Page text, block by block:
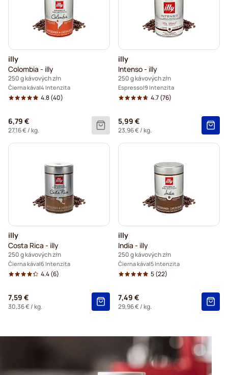
illy
Colombia - illy
250 g kávových zŕn
Čierna káva 4 Intenzita
4.8(40)
6,79 €
27,16 €/ kg.
illy
Intenso - illy
250 g kávových zŕn
Espresso 9 Intenzita
4.7(76)
5,99 €
23,96 €/ kg.
illy
Costa Rica - illy
250 g kávových zŕn
Čierna káva 6 Intenzita
4.4(6)
7,59 €
30,36 €/ kg.
illy
India - illy
250 g kávových zŕn
Čierna káva 5 Intenzita
5(22)
7,49 €
29,96 €/ kg.